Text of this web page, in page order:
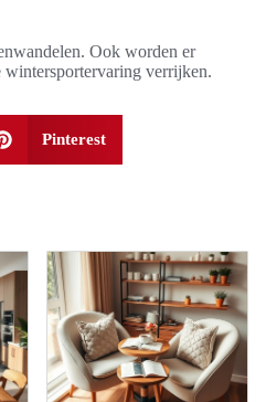
Ook worden er
wintersportervaring verrijken.
Pinterest